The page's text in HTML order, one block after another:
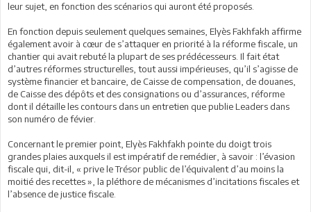
leur sujet, en fonction des scénarios qui auront été proposés.
En fonction depuis seulement quelques semaines, Elyès Fakhfakh affirme
également avoir à cœur de s’attaquer en priorité à la réforme fiscale, un
chantier qui avait rebuté la plupart de ses prédécesseurs. Il fait état
d’autres réformes structurelles, tout aussi impérieuses, qu’il s’agisse de
système financier et bancaire, de Caisse de compensation, de douanes,
de Caisse des dépôts et des consignations ou d’assurances, réforme
dont il détaille les contours dans un entretien que publie Leaders dans
son numéro de févier.
Concernant le premier point, Elyès Fakhfakh pointe du doigt trois
grandes plaies auxquels il est impératif de remédier, à savoir : l’évasion
fiscale qui, dit-il, « prive le Trésor public de l’équivalent d’au moins la
moitié des recettes », la pléthore de mécanismes d’incitations fiscales et
l’absence de justice fiscale.